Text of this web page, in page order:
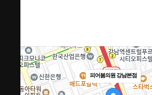
피어봄의원 강남본점